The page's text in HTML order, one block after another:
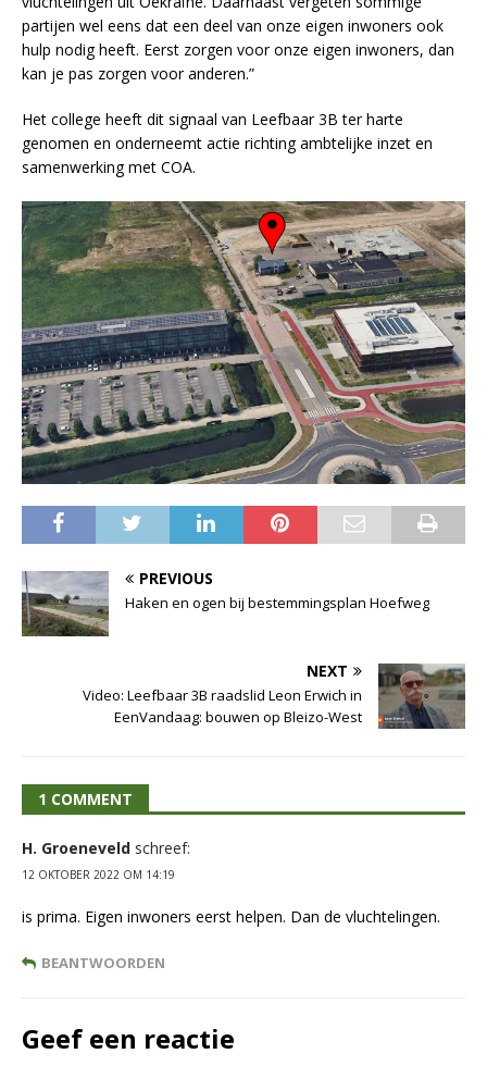
partijen wel eens dat een deel van onze eigen inwoners ook
hulp nodig heeft. Eerst zorgen voor onze eigen inwoners, dan
kan je pas zorgen voor anderen.”
Het college heeft dit signaal van Leefbaar 3B ter harte
genomen en onderneemt actie richting ambtelijke inzet en
samenwerking met COA.
PREVIOUS
Haken en ogen bij bestemmingsplan Hoefweg
NEXT
Video: Leefbaar 3B raadslid Leon Erwich in
EenVandaag: bouwen op Bleizo-West
1 COMMENT
H. Groeneveld schreef:
12 OKTOBER 2022 OM 14:19
is prima. Eigen inwoners eerst helpen. Dan de vluchtelingen.
BEANTWOORDEN
Geef een reactie